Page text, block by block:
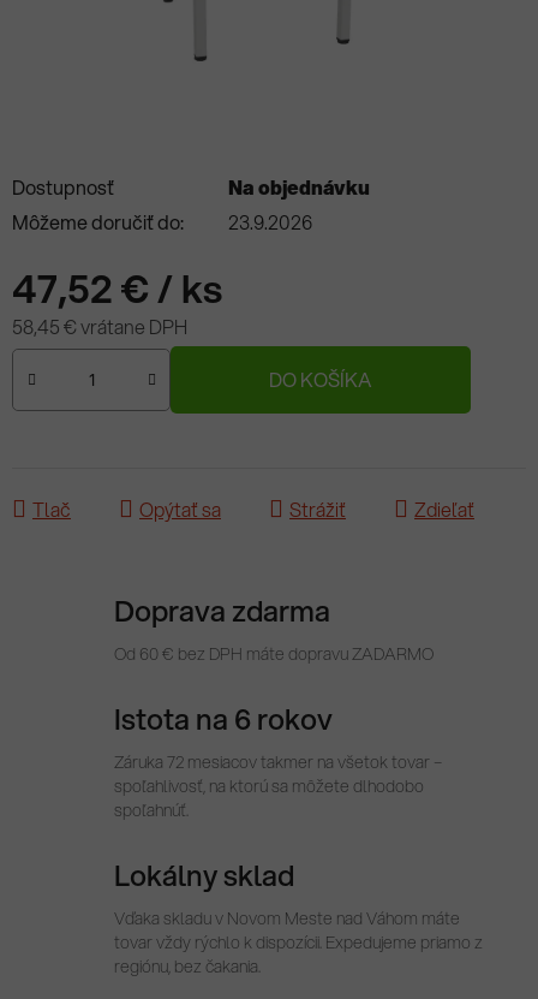
Dostupnosť
Na objednávku
Môžeme doručiť do:
23.9.2026
47,52 €/ ks
58,45 € vrátane DPH
DO KOŠÍKA
Tlač Opýtať sa Strážiť Zdieľať
Doprava zdarma
Od 60 € bez DPH máte dopravu ZADARMO
Istota na 6 rokov
Záruka 72 mesiacov takmer na všetok tovar –
spoľahlivosť, na ktorú sa môžete dlhodobo
spoľahnúť.
Lokálny sklad
Vďaka skladu v Novom Meste nad Váhom máte
tovar vždy rýchlo k dispozícii. Expedujeme priamo z
regiónu, bez čakania.